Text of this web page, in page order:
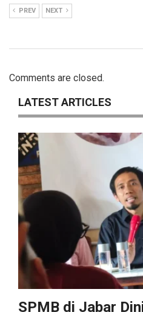
PREV NEXT
Comments are closed.
LATEST ARTICLES
SPMB di Jabar